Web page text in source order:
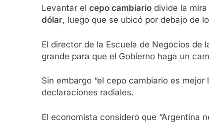
Levantar el cepo cambiario divide la
dólar, luego que se ubicó por debajo de
El director de la Escuela de Negocios de
grande para que el Gobierno haga un
Sin embargo “el cepo cambiario es
declaraciones radiales.
El economista consideró que “Argentina